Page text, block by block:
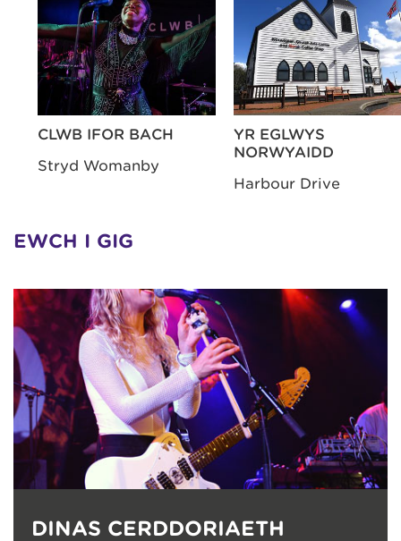
CLWB IFOR BACH
Stryd Womanby
YR EGLWYS
NORWYAIDD
Harbour Drive
EWCH I GIG
DINAS CERDDORIAETH